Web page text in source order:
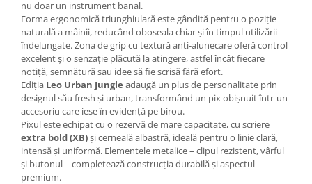
Tipografie si stampile
Formulare tipizate
Caiete si blocnotesuri
personalizate
Stampile, tusiere si tus
Protectia muncii si Imbracaminte
Imbracaminte
Tricouri
Bluze & Pulovere
nu doar un instrument banal.
Forma ergonomică triunghiulară este gândită pentru o poziție
naturală a mâinii, reducând oboseala chiar și în timpul utilizării
îndelungate. Zona de grip cu textură anti-alunecare oferă control
excelent și o senzație plăcută la atingere, astfel încât fiecare
notiță, semnătură sau idee să fie scrisă fără efort.
Ediția Leo Urban Jungle adaugă un plus de personalitate prin
designul său fresh și urban, transformând un pix obișnuit într-un
accesoriu care iese în evidență pe birou.
Pixul este echipat cu o rezervă de mare capacitate, cu scriere
extra bold (XB)și cerneală albastră, ideală pentru o linie clară,
intensă și uniformă. Elementele metalice – clipul rezistent, vârful
și butonul – completează construcția durabilă și aspectul
premium.